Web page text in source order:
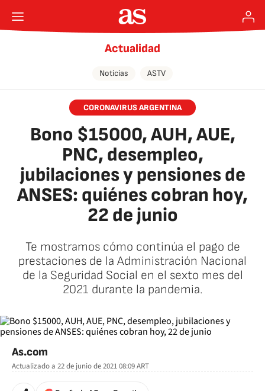
Actualidad
Noticias ASTV
CORONAVIRUS ARGENTINA
Bono $15000, AUH, AUE,
PNC, desempleo,
jubilaciones y pensiones de
ANSES: quiénes cobran hoy,
22 de junio
Te mostramos cómo continúa el pago de
prestaciones de la Administración Nacional
de la Seguridad Social en el sexto mes del
2021 durante la pandemia.
As.com
Actualizado a 22 de junio de 2021 08:09ART